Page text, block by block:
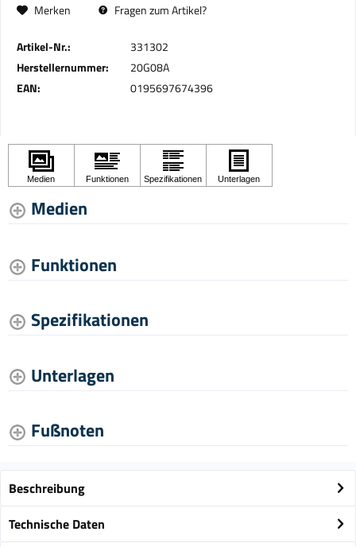
Merken Fragen zum Artikel?
Artikel-Nr.:
331302
Herstellernummer:
20G08A
EAN:
0195697674396
Medien
Funktionen
Spezifikationen
Unterlagen
Fußnoten
Beschreibung
Technische Daten